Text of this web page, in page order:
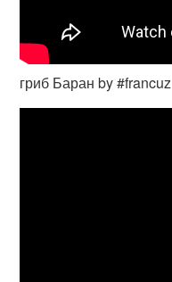
гриб Баран by #francuz